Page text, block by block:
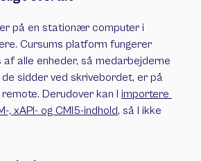
på en stationær computer i
Cursums platform fungerer
alle enheder, så medarbejderne
sidder ved skrivebordet, er på
Derudover kan I importere
, xAPI- og CMI5-indhold, så I ikke